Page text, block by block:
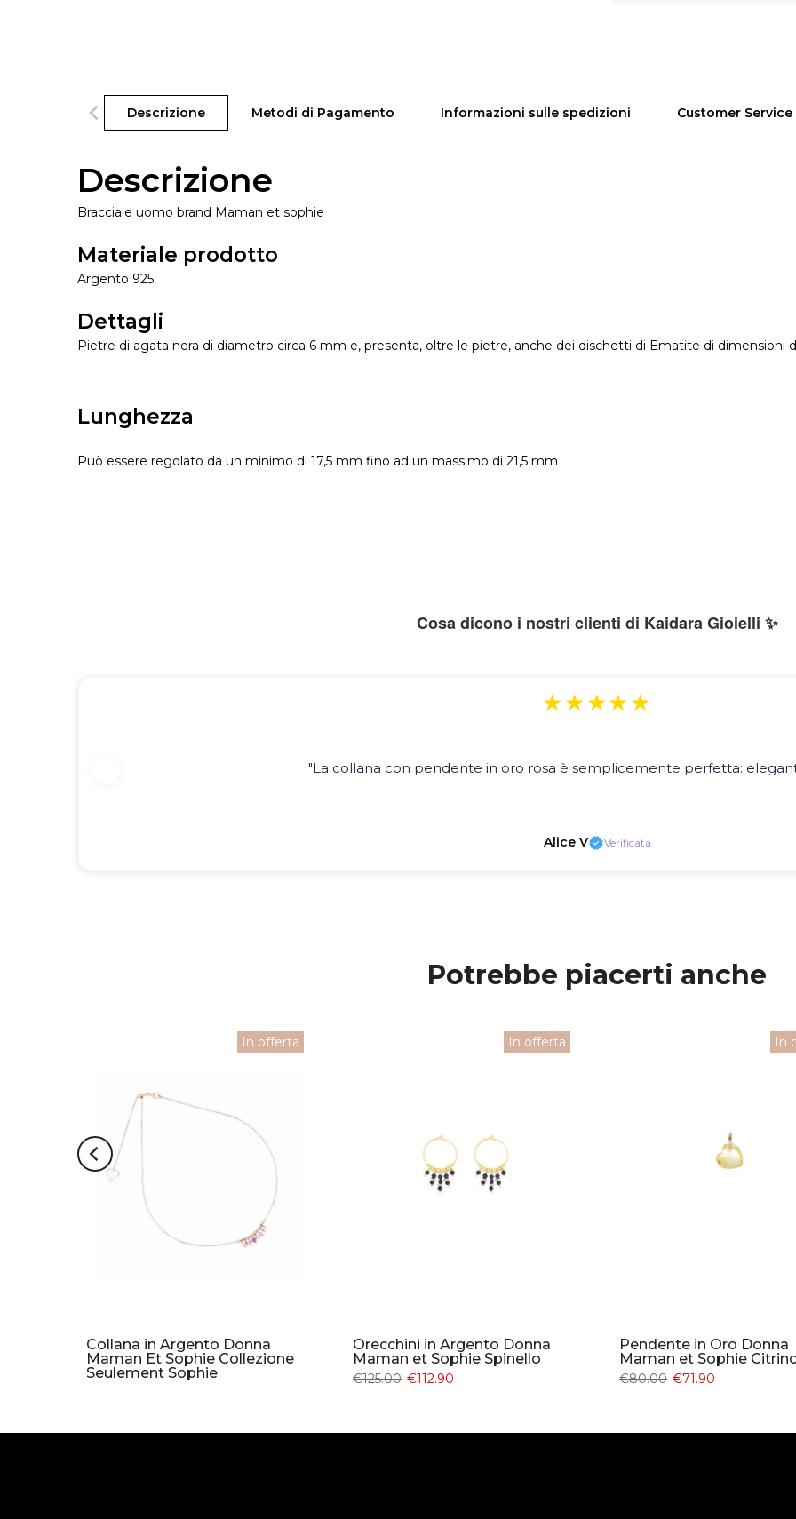
Descrizione Metodi di Pagamento Informazioni sulle spedizioni Customer Service
Descrizione
Bracciale uomo brand Maman et sophie
Materiale prodotto
Argento 925
Dettagli
Pietre di agata nera di diametro circa 6 mm e, presenta, oltre le pietre, anche dei dischetti di Ematite di dimensioni
Lunghezza
Può essere regolato da un minimo di 17,5 mm fino ad un massimo di 21,5 mm
Cosa dicono i nostri clienti di Kaidara Gioielli ✨
★★★★★
"La collana con pendente in oro rosa è semplicemente perfetta:
Alice V Verificata
Potrebbe piacerti anche
In offerta
Collana in Argento Donna
Maman Et Sophie Collezione
Seulement Sophie
€119.00 €106.90
In offerta
Orecchini in Argento Donna
Maman et Sophie Spinello
€125.00 €112.90
In
Pendente in Oro Donna
Maman et Sophie
€80.00 €71.90